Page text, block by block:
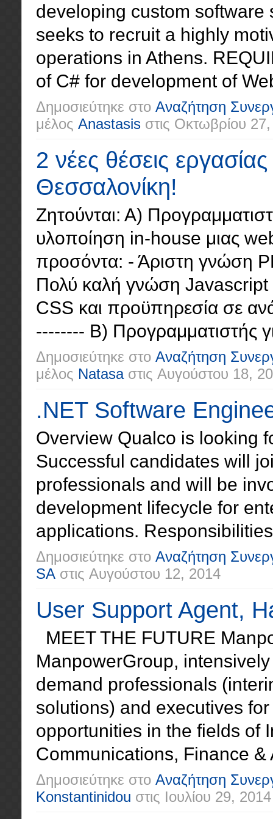
developing custom
seeks to recruit a highly
operations in Athens.
of C# for development of
Δημοσιεύτηκε στο Αναζήτηση
μέλος Anastasis στις Οκτωβρίου
2 νέες θέσεις
Θεσσαλονίκη!
Ζητούνται: Α)
υλοποίηση in-house μιας
προσόντα: - Άριστη γνώση
Πολύ καλή γνώση Javascript
CSS και προϋπηρεσία σε
-------- Β) Προγραμματιστής
Δημοσιεύτηκε στο Αναζήτηση
μέλος Natasa στις Αυγούστου 18,
.NET Software
Overview Qualco is looking
Successful candidates will
professionals and will be
development lifecycle for
applications.
Δημοσιεύτηκε στο Αναζήτηση
SA στις Αυγούστου 12, 2014
User Support Agent,
MEET THE FUTURE
ManpowerGroup,
demand professionals
solutions) and executives
opportunities in the fields of
Communications, Finance
Δημοσιεύτηκε στο Αναζήτηση
Konstantinidou στις Ιουλίου 29, 2014